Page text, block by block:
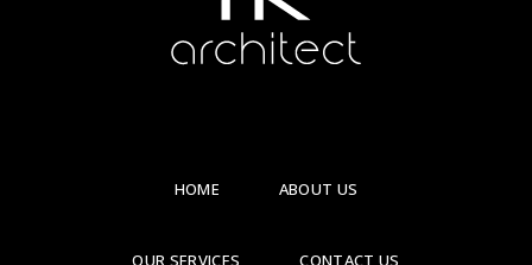
HOME ABOUT US
OUR SERVICES CONTACT US